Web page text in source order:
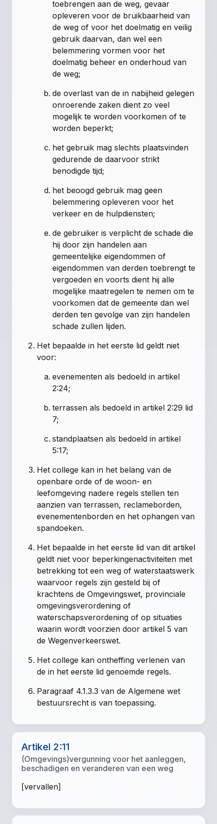
toebrengen aan de weg, gevaar
opleveren voor de bruikbaarheid van
de weg of voor het doelmatig en veilig
gebruik daarvan, dan wel een
belemmering vormen voor het
doelmatig beheer en onderhoud van
de weg;
de overlast van de in nabijheid gelegen
onroerende zaken dient zo veel
mogelijk te worden voorkomen of te
worden beperkt;
het gebruik mag slechts plaatsvinden
gedurende de daarvoor strikt
benodigde tijd;
het beoogd gebruik mag geen
belemmering opleveren voor het
verkeer en de hulpdiensten;
de gebruiker is verplicht de schade die
hij door zijn handelen aan
gemeentelijke eigendommen of
eigendommen van derden toebrengt te
vergoeden en voorts dient hij alle
mogelijke maatregelen te nemen om te
voorkomen dat de gemeente dan wel
derden ten gevolge van zijn handelen
schade zullen lijden.
Het bepaalde in het eerste lid geldt niet
voor:
evenementen als bedoeld in artikel
2:24;
terrassen als bedoeld in artikel 2:29 lid
7;
standplaatsen als bedoeld in artikel
5:17;
Het college kan in het belang van de
openbare orde of de woon- en
leefomgeving nadere regels stellen ten
aanzien van terrassen, reclameborden,
evenementenborden en het ophangen van
spandoeken.
Het bepaalde in het eerste lid van dit artikel
geldt niet voor beperkingenactiviteiten met
betrekking tot een weg of waterstaatswerk
waarvoor regels zijn gesteld bij of
krachtens de Omgevingswet, provinciale
omgevingsverordening of
waterschapsverordening of op situaties
waarin wordt voorzien door artikel 5 van
de Wegenverkeerswet.
Het college kan ontheffing verlenen van
de in het eerste lid genoemde regels.
Paragraaf 4.1.3.3 van de Algemene wet
bestuursrecht is van toepassing.
Artikel 2:11
(Omgevings)vergunning voor het aanleggen,
beschadigen en veranderen van een weg
[vervallen]